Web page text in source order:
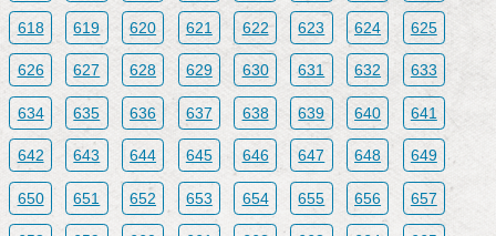
618 619 620 621 622 623 624 625
626 627 628 629 630 631 632 633
634 635 636 637 638 639 640 641
642 643 644 645 646 647 648 649
650 651 652 653 654 655 656 657